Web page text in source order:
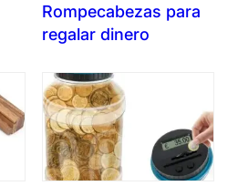
Rompecabezas para
regalar dinero